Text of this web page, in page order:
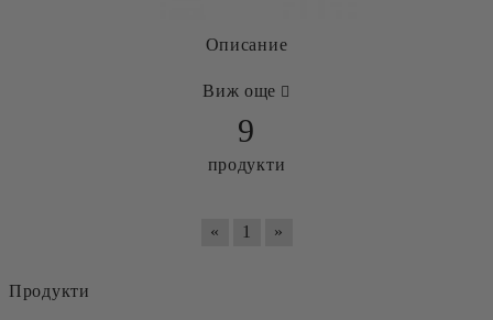
Описание
Виж още
9
продукти
« 1 »
Продукти